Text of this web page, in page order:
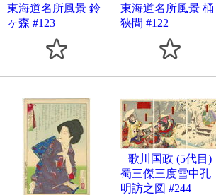
東海道名所風景 鈴
ヶ森 #123
東海道名所風景 桶
狭間 #122
歌川国政 (5代目)
蜀三傑三度雪中孔
明訪之図 #244